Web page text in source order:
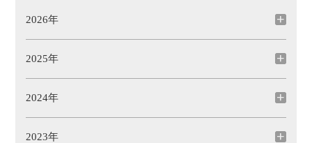
2026年
2025年
2024年
2023年